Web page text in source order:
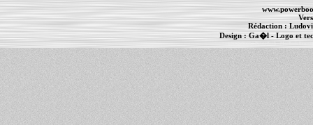
Rédaction :
Design : Ga�l- Logo et